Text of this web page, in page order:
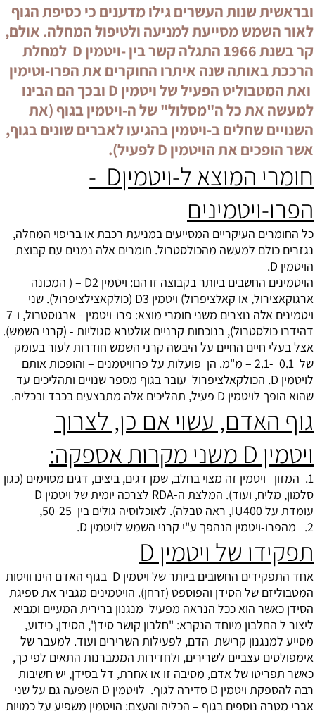
ובראשית שנות העשרים גילו מדענים כי כסיפת הגוף
לאור השמש מסייעת למניעה ולטיפול המחלה. אולם,
קר בשנת 1966 התגלה קשר בין -ויטמין D למחלת
הרככת באותה שנה איתרו החוקרים את הפרו-וטימין
ואת המטבוליט הפעיל של ויטמין D ובכך הם הבינו
למעשה את כל ה"מסלול" של ה-ויטמין בגוף (את
השנויים שחלים ב-ויטמין בהגיעו לאברים שונים בגוף,
אשר הופכים את הויטמין D לפעיל).
חומרי המוצא ל-ויטמיןD -
הפרו-ויטמינים
כל החומרים העיקריים המסייעים במניעת רכבת או בריפוי המחלה,
נגזרים כולם למעשה מהכולסטרול. חומרים אלה נמנים עם קבוצת
הויטמין D
.
הויטמינים החשבים ביותר בקבוצה זו הם: ויטמין D2 – ( המכונה
ארגוקאצירול, או קאלציפרול) ויטמין D3 (כולקאצילציפרול). שני
ויטמינים אלה נוצרים משני חומרי מוצא: פרו-ויטמין - ארגוסטרול, ו-7
דהידרו כולסטרול), בנוכחות קרניים אולטרא סגוליות - (קרני השמש).
אצל בעלי חיים החיים על היבשה קרני השמש חודרות לעור בעומק
של 0.1 -2.1 – מ"מ. הן פועלות על פרוויטמנים – והופכות אותם
לויטמין D. הכולקאלציפרול עובר בגוף מספר שנויים ותהליכים עד
שהוא הופך לויטמין D פעיל, תהליכים אלה מתבצעים בכבד ובכליה.
גוף האדם, עשוי אם כן, לצרוך
ויטמין D משני מקרות אספקה:
1. המזון ויטמין זה מצוי בחלב, שמן דגים, ביצים, דגים מסוימים (כגון
סלמון, מליח, ועוד). המלצת ה-RDA לצרכה יומית של ויטמין D
עומדת על IU400, ראה טבלה). לאוכלוסיה גולים בין 50-25,
2. מהפרו-ויטמין הנהפך ע"י קרני השמש לויטמין D.
תפקידו של ויטמין D
אחד התפקידים החשובים ביותר של ויטמין D בגוף האדם הינו וויסות
המטבוליזם של הסידן והפוספט (זרחן). הויטמינים מגביר את ספיגת
הסידן כאשר הוא ככל הנראה מפעיל מנגנון ברירית המעיים ומביא
ליצור ל החלבון מיוחד הנקרא: "חלבון קושר סידן", הסידן, כידוע,
מסייע למנגנון קרישת הדם, לפעילות השרירים ועוד. למעבר של
אימפולסים עצביים לשרירים, ולחדירות הממברנות התאים לפי כך,
כאשר תפריטו של אדם, מסיבה זו או אחרת, דל בסידן, יש חשיבות
רבה להספקת ויטמין D סדירה לגוף. לויטמין D השפעה גם על שני
אברי מטרה נוספים בגוף – הכליה והעצם: הויטמין משפיע על כמויות